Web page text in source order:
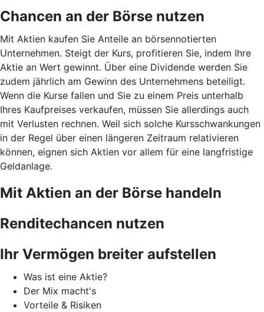
Chancen an der Börse nutzen
Mit Aktien kaufen Sie Anteile an börsennotierten
Unternehmen. Steigt der Kurs, profitieren Sie, indem Ihre
Aktie an Wert gewinnt. Über eine Dividende werden Sie
zudem jährlich am Gewinn des Unternehmens beteiligt.
Wenn die Kurse fallen und Sie zu einem Preis unterhalb
Ihres Kaufpreises verkaufen, müssen Sie allerdings auch
mit Verlusten rechnen. Weil sich solche Kursschwankungen
in der Regel über einen längeren Zeitraum relativieren
können, eignen sich Aktien vor allem für eine langfristige
Geldanlage.
Mit Aktien an der Börse handeln
Renditechancen nutzen
Ihr Vermögen breiter aufstellen
Was ist eine Aktie?
Der Mix macht's
Vorteile & Risiken